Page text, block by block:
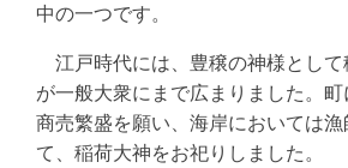
中の一つです。
江戸時代には、豊穣の神様として
が一般大衆にまで広まりました。
商売繁盛を願い、海岸においては
て、稲荷大神をお祀りしました。